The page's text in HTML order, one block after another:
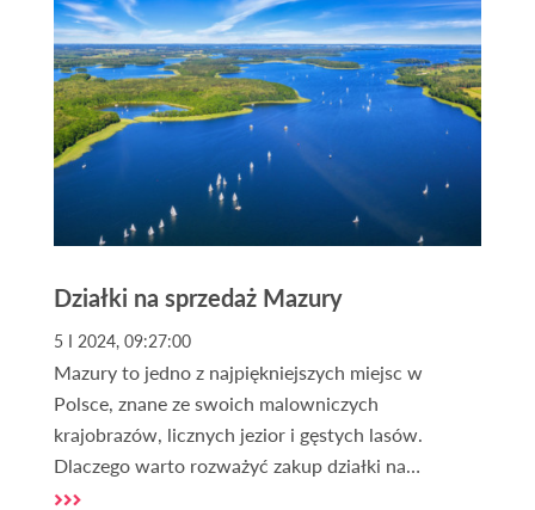
do drogi publicznej. Zdarza się, że właściciel
dopiero przy finalizacji dowiaduje się, że potrzebne
będą dodatkowe zaświadczenia z urzędu, a wtedy
cała sprzedaż działki przesuwa się o kolejne dni lub
tygodnie.
Działki na sprzedaż Mazury
5 I 2024, 09:27:00
Mazury to jedno z najpiękniejszych miejsc w
Polsce, znane ze swoich malowniczych
krajobrazów, licznych jezior i gęstych lasów.
Dlaczego warto rozważyć zakup działki na
Mazurach? To pytanie zadaje sobie wielu